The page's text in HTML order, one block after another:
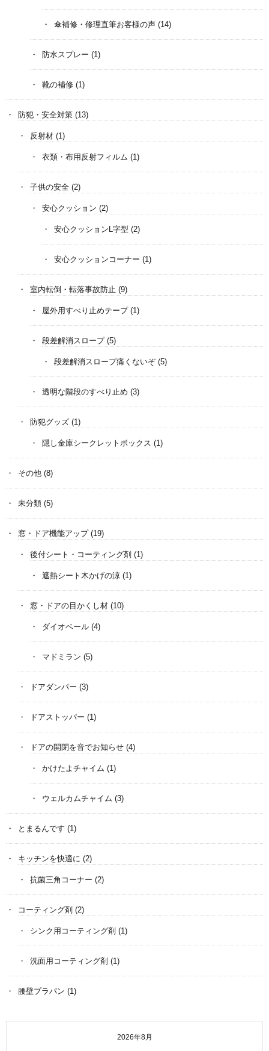
傘補修・修理直筆お客様の声 (14)
防水スプレー (1)
靴の補修 (1)
防犯・安全対策 (13)
反射材 (1)
衣類・布用反射フィルム (1)
子供の安全 (2)
安心クッション (2)
安心クッションL字型 (2)
安心クッションコーナー (1)
室内転倒・転落事故防止 (9)
屋外用すべり止めテープ(1)
段差解消スロープ(5)
段差解消スロープ痛くないぞ(5)
透明な階段のすべり止め (3)
防犯グッズ (1)
隠し金庫シークレットボックス (1)
その他 (8)
未分類 (5)
窓・ドア機能アップ(19)
後付シート・コーティング剤 (1)
遮熱シート木かげの涼 (1)
窓・ドアの目かくし材 (10)
ダイオベール (4)
マドミラン (5)
ドアダンパー (3)
ドアストッパー (1)
ドアの開閉を音でお知らせ (4)
かけたよチャイム (1)
ウェルカムチャイム (3)
とまるんです (1)
キッチンを快適に (2)
抗菌三角コーナー (2)
コーティング剤 (2)
シンク用コーティング剤 (1)
洗面用コーティング剤 (1)
腰壁プラパン (1)
2026年8月